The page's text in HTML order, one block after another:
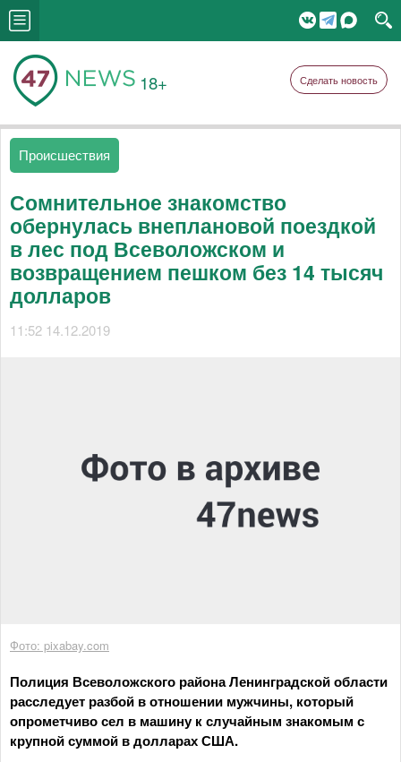
18+ Сделать новость
Происшествия
Сомнительное знакомство
обернулась внеплановой поездкой
в лес под Всеволожском и
возвращением пешком без 14 тысяч
долларов
11:52 14.12.2019
Фото: pixabay.com
Полиция Всеволожского района Ленинградской области
расследует разбой в отношении мужчины, который
опрометчиво сел в машину к случайным знакомым с
крупной суммой в долларах США.